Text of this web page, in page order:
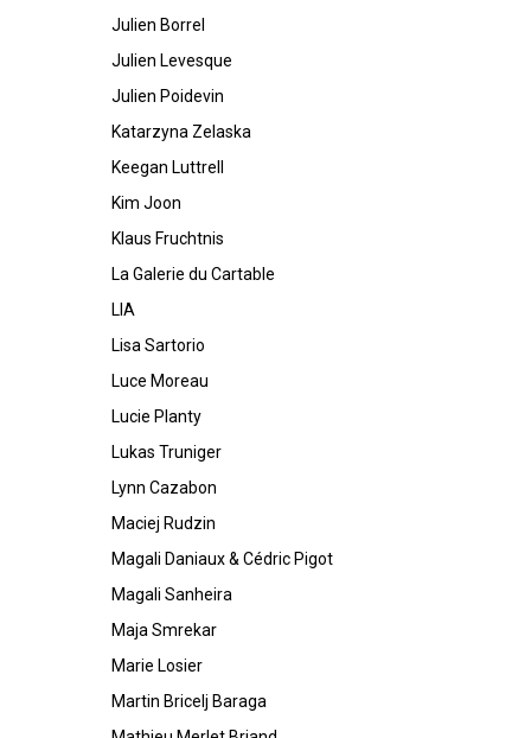
Julien Borrel
Julien Levesque
Julien Poidevin
Katarzyna Zelaska
Keegan Luttrell
Kim Joon
Klaus Fruchtnis
La Galerie du Cartable
LIA
Lisa Sartorio
Luce Moreau
Lucie Planty
Lukas Truniger
Lynn Cazabon
Maciej Rudzin
Magali Daniaux & Cédric Pigot
Magali Sanheira
Maja Smrekar
Marie Losier
Martin Bricelj Baraga